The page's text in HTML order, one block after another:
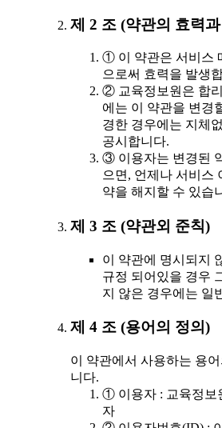
제 2 조 (약관의 효력
① 이 약관은 서비스
으로써 효력을 발생
② 교육정보원은 합
에는 이 약관을 변경
경한 경우에는 지체
공시합니다.
③ 이용자는 변경된
으면, 언제나 서비스
약을 해지할 수 있습
제 3 조 (약관외 준칙)
이 약관에 명시되지
규정 되어있을 경우
지 않은 경우에는 일
제 4 조 (용어의 정의)
이 약관에서 사용하는 용
니다.
① 이용자 : 교육정보
자